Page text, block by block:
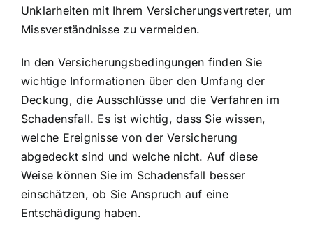
Unklarheiten mit Ihrem Versicherungsvertreter, um
Missverständnisse zu vermeiden.
In den Versicherungsbedingungen finden Sie
wichtige Informationen über den Umfang der
Deckung, die Ausschlüsse und die Verfahren im
Schadensfall. Es ist wichtig, dass Sie wissen,
welche Ereignisse von der Versicherung
abgedeckt sind und welche nicht. Auf diese
Weise können Sie im Schadensfall besser
einschätzen, ob Sie Anspruch auf eine
Entschädigung haben.